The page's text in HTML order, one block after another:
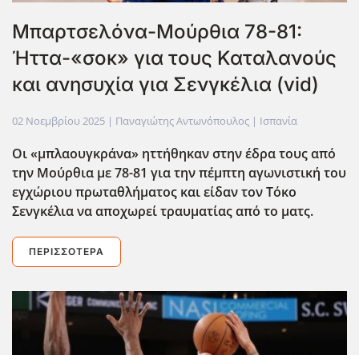
Μπαρτσελόνα-Μούρθια 78-81:
Ήττα-«σοκ» για τους Καταλανούς
και ανησυχία για Σενγκέλια (vid)
02 Νοεμβρίου 2025 | Παναγιώτης Αντωνόπουλος | Ισπανία
Οι «μπλαουγκράνα» ηττήθηκαν στην έδρα τους από
την Μούρθια με 78-81 για την πέμπτη αγωνιστική του
εγχώριου πρωταθλήματος και είδαν τον Τόκο
Σενγκέλια να αποχωρεί τραυματίας από το ματς.
ΠΕΡΙΣΣΌΤΕΡΑ